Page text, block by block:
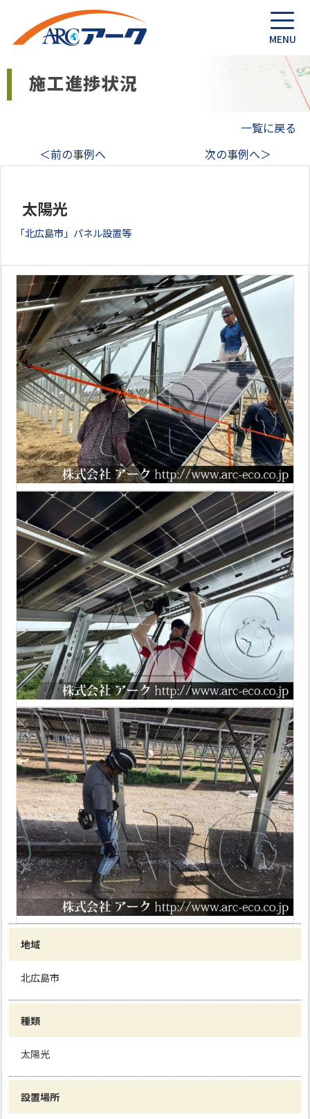
一覧に戻る
＜前の事例へ
次の事例へ＞
太陽光
「北広島市」パネル設置等
地域
北広島市
種類
太陽光
設置場所